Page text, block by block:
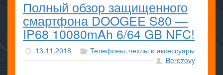
Полный обзор защищенного
смартфона DOOGEE S80 —
IP68 10080mAh 6/64 GB NFC!
13.11.2018
Телефоны, чехлы и аксессуары
Berezovy